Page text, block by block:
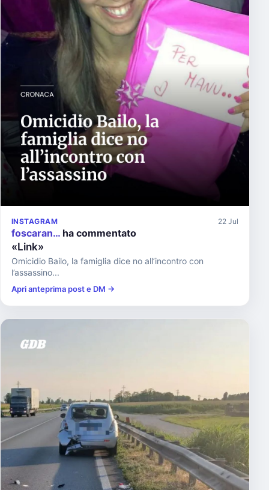
INSTAGRAM 22 Jul
foscaran… ha commentato
«Link»
Omicidio Bailo, la famiglia dice no all’incontro con
l’assassino...
Apri anteprima post e DM →